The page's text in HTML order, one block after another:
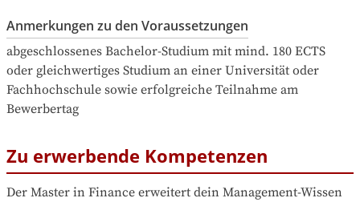
Anmerkungen zu den Voraussetzungen
abgeschlossenes Bachelor-Studium mit mind. 180 ECTS
oder gleichwertiges Studium an einer Universität oder
Fachhochschule sowie erfolgreiche Teilnahme am
Bewerbertag
Zu erwerbende Kompetenzen
Der Master in Finance erweitert dein Management-Wissen